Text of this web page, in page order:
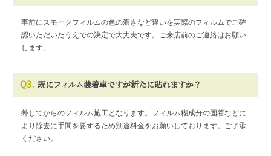
事前にスモークフィルムの色の濃さなど違いを実際のフィルムでご確
認いただいたうえでの決定で大丈夫です。ご来店前のご連絡はお願い
します。
Q3. 既にフィルム装着車ですが新たに貼れますか？
外してからのフィルム施工となります。フィルム糊成分の固着などに
より除去に手間を要するため別途料金をお願いしております。ご了承
ください。